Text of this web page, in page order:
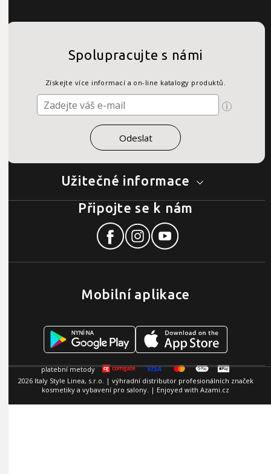
Užitečné informace
Spolupracujte s námi
Získejte více informací a on-line katalogy produktů.
Mobilní aplikace
Připojte se k nám
2026 Italy Style Linea, s.r.o. | výhradní distributor profesionálních značek
kosmetiky a vybavení pro salony. | Enjoyed with Azami.cz